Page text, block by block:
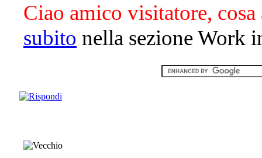
Ciao amico visitatore, cosa
subito nella sezione Work